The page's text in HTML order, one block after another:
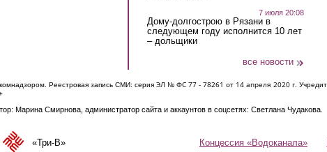
7 июля 20:08
Дому-долгострою в Рязани в
следующем году исполнится 10 лет
– дольщики
все новости
Реестровая запись СМИ: серия ЭЛ № ФС 77 - 78261 от 14 апреля 2020 г.
e-mail)
Марина Смирнова, администратор сайта и аккаунтов в соцсетях: Светлана Чудакова.
Концессия «Водоканала»
is external)«Три-В»